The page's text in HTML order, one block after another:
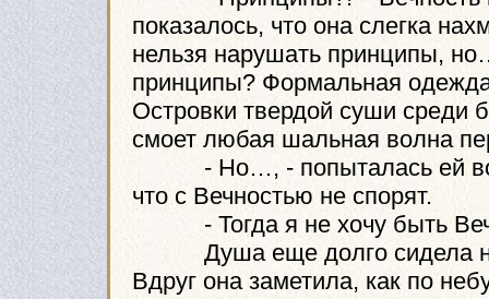
показалось, что она слегка
нельзя нарушать принципы,
принципы? Формальная
Островки твердой суши среди
смоет любая шальная волна
- Но…, - попыталась ей
что с Вечностью не спорят.
- Тогда я не хочу быть
Душа еще долго сидела на
Вдруг она заметила, как по